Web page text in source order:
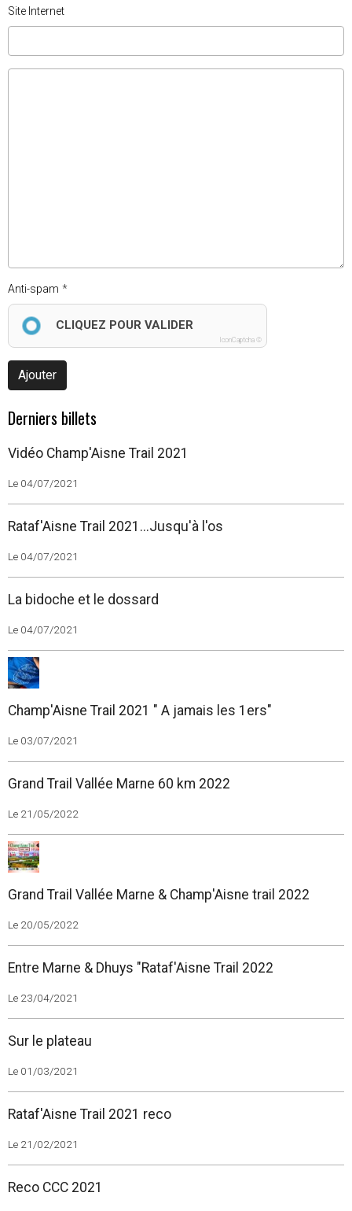
Site Internet
Anti-spam
CLIQUEZ POUR VALIDER
IconCaptcha ©
Ajouter
Derniers billets
Vidéo Champ'Aisne Trail 2021
Le 04/07/2021
Rataf'Aisne Trail 2021...Jusqu'à l'os
Le 04/07/2021
La bidoche et le dossard
Le 04/07/2021
Champ'Aisne Trail 2021 " A jamais les 1ers"
Le 03/07/2021
Grand Trail Vallée Marne 60 km 2022
Le 21/05/2022
Grand Trail Vallée Marne & Champ'Aisne trail 2022
Le 20/05/2022
Entre Marne & Dhuys "Rataf'Aisne Trail 2022
Le 23/04/2021
Sur le plateau
Le 01/03/2021
Rataf'Aisne Trail 2021 reco
Le 21/02/2021
Reco CCC 2021